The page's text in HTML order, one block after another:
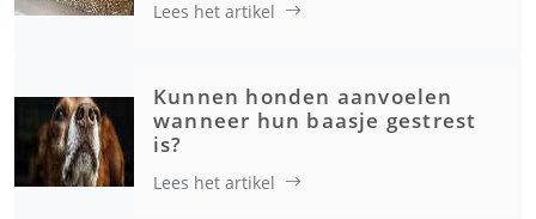
Lees het artikel
Kunnen honden aanvoelen
wanneer hun baasje gestrest
is?
Lees het artikel